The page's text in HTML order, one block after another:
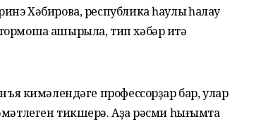
Хәбирова, республика һаулыҡ һаҡлау
ашырыла, тип хәбәр итә
кимәлендәге профессорҙар бар, улар
тикшерә. Аҙаҡ рәсми һығымта